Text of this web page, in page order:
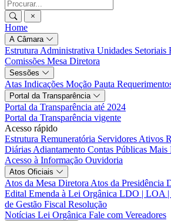
Home
A Câmara
Estrutura Administrativa Unidades Setoriais
Comissões Mesa Diretora
Sessões
Atas Indicações Moção Pauta
Portal da Transparência
Portal da Transparência até 2024
Portal da Transparência vigente
Acesso rápido
Estrutura Remuneratória Servidores Ativos
Diárias Adiantamento Contas Públicas Mais
Acesso à Informação Ouvidoria
Atos Oficiais
Atos da Mesa Diretora Atos da Presidência
Edital Emenda à Lei Orgânica LDO | LOA |
de Gestão Fiscal Resolução
Notícias Lei Orgânica Fale com Vereadores